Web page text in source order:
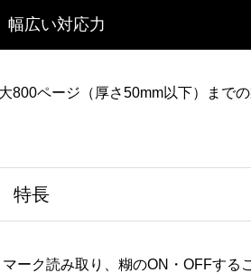
幅広い対応力
800ページ（厚さ50mm以下）までの
特長
マーク読み取り、糊のON・OFFする